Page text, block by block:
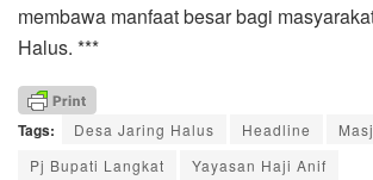
membawa manfaat besar bagi
Halus. ***
Tags: Desa Jaring Halus Headline
Pj Bupati Langkat
Yayasan Haji Anif